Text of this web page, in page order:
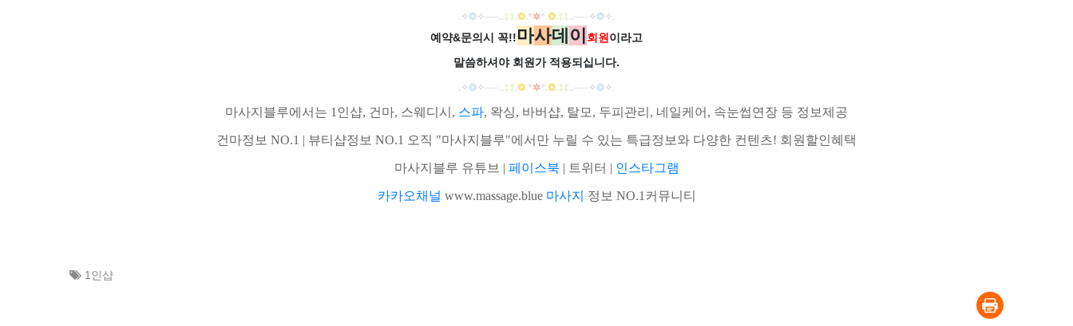
. ✧❂✧──..‡‡.❂.*✲*.❂.‡‡..── ✧❂✧.
예약&문의시 꼭!!마사데 이 회원이라고
말씀하셔야 회원가 적용되십니다.
. ✧❂✧──..‡‡.❂.*✲*.❂.‡‡..── ✧❂✧.
마사지블루에서는 1인샵, 건마, 스웨디시, 스파, 왁싱, 바버샵, 탈모, 두피관리, 네일케어, 속눈썹연장 등 정보제공
건마정보 NO.1 | 뷰티샵정보 NO.1 오직 "마사지블루"에서만 누릴 수 있는 특급정보와 다양한 컨텐츠! 회원할인혜택
마사지블루 유튜브 | 페이스북 | 트위터 | 인스타그램
카카오채널 www.massage.blue 마사지 정보 NO.1커뮤니티
1인샵